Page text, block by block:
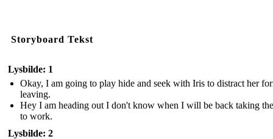
Storyboard Tekst
Lysbilde: 1
Okay, I am going to play hide and seek with Iris to distract her
leaving.
Hey I am heading out I don't know when I will be back taking
to work.
Lysbilde: 2